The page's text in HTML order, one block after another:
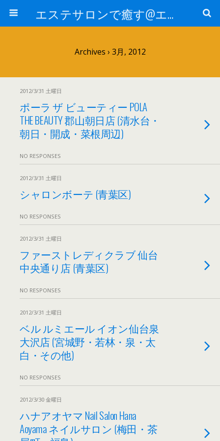
エステサロンで癒す@エステ～全国エステ情報
Archives › 3月, 2012
2012/3/31 土曜日
ポーラ ザ ビューティー POLA
THE BEAUTY 郡山朝日店 (清水台・
朝日・開成・菜根周辺)
NO RESPONSES
2012/3/31 土曜日
シャロンボーテ (青葉区)
NO RESPONSES
2012/3/31 土曜日
ファーストレディクラブ 仙台
中央通り店 (青葉区)
NO RESPONSES
2012/3/31 土曜日
ベル ルミエール イオン仙台泉
大沢店 (宮城野・若林・泉・太
白・その他)
NO RESPONSES
2012/3/30 金曜日
ハナアオヤマ Nail Salon Hana
Aoyama ネイルサロン (梅田・茶